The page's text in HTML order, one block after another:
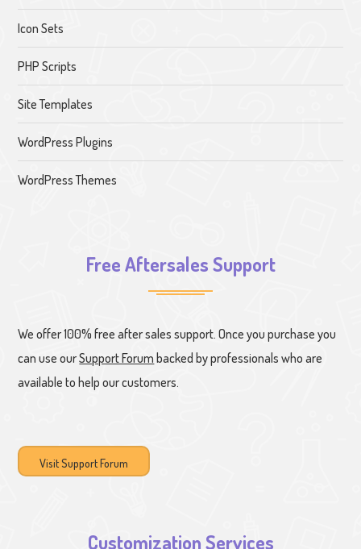
Icon Sets
PHP Scripts
Site Templates
WordPress Plugins
WordPress Themes
Free Aftersales Support
We offer 100% free after sales support. Once you purchase you
can use ourSupport Forum backed by professionals who are
available to help our customers.
Visit Support Forum
Customization Services